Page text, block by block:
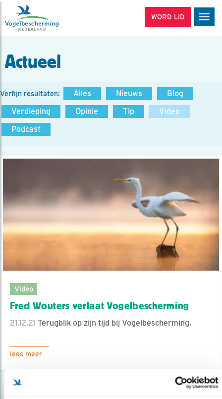
WORD LID
Actueel
Verfijn resultaten: Alles Nieuws
Blog
Verdieping
Opinie Tip
Video
Podcast
Video
Fred Wouters verlaat Vogelbescherming
21.12.21 Terugblik op zijn tijd bij Vogelbescherming.
lees meer